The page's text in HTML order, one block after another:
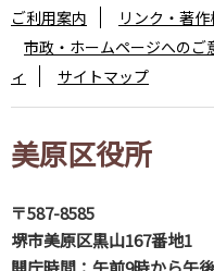
美原区役所
〒587-8585
堺市美原区黒山167番地1
ご利用案内 リンク・著
市政・ホームページへのご
ィ
サイトマップ